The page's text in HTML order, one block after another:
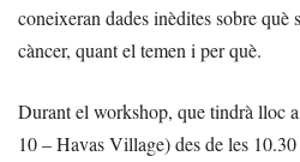
coneixeran dades inèdites sobre què
càncer, quant el temen i per què.
Durant el workshop, que tindrà lloc
10 – Havas Village) des de les